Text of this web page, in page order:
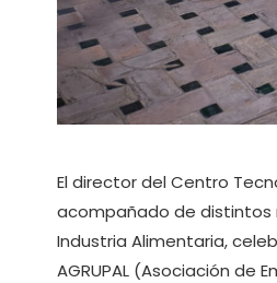
El director del Centro
acompañado de distintos
Industria Alimentaria,
AGRUPAL (Asociación de